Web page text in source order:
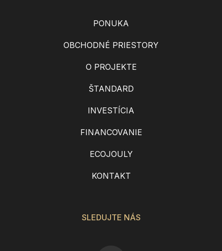
PONUKA
OBCHODNÉ PRIESTORY
O PROJEKTE
ŠTANDARD
INVESTÍCIA
FINANCOVANIE
ECOJOULY
KONTAKT
SLEDUJTE NÁS